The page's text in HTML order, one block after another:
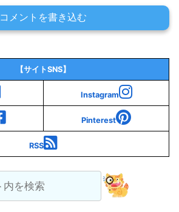
コメントを書き込む
【サイトSNS】
Instagram
Pinterest
RSS